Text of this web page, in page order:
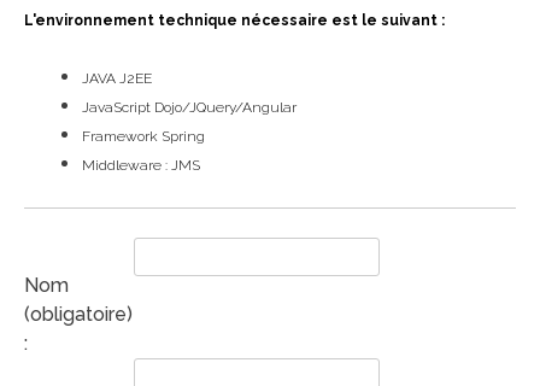
L'environnement technique nécessaire est le suivant :
JAVA J2EE
JavaScript Dojo/JQuery/Angular
Framework Spring
Middleware : JMS
Nom
(obligatoire)
: